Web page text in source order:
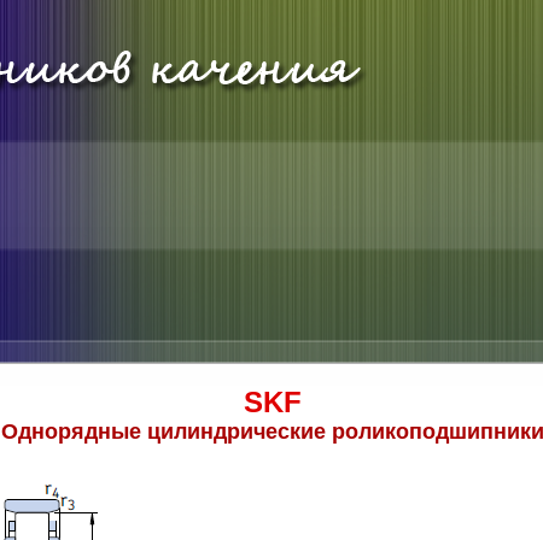
SKF
Однорядные цилиндрические роликоподшипники